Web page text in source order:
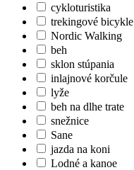
cykloturistika
trekingové bicykle
Nordic Walking
beh
sklon stúpania
inlajnové korčule
lyže
beh na dlhe trate
snežnice
Sane
jazda na koni
Lodné a kanoe